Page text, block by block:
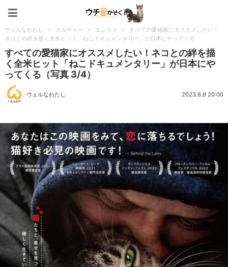
ウェルなわたし > カルチャー > エンタメ >
すべての愛猫家にオススメしたい！
ネコとの絆を描く全米ヒット「ねこドキュメンタリー」が日本にやってくる
すべての愛猫家にオススメしたい！ネコとの絆を描
く全米ヒット「ねこドキュメンタリー」が日本にや
ってくる（写真 3/4）
ウェルなわたし 2023.6.9 20:00